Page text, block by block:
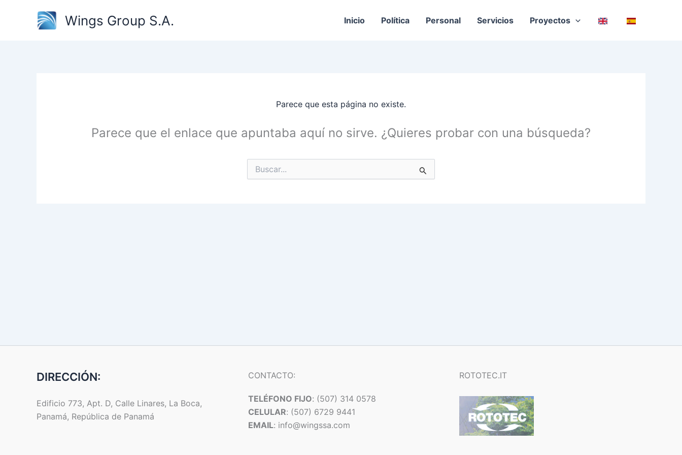
Wings Group S.A. Inicio Política Personal Servicios Proyectos
Parece que esta página no existe.
Parece que el enlace que apuntaba aquí no sirve. ¿Quieres probar con una búsqueda?
Buscar
por:
DIRECCIÓN:
Edificio 773, Apt. D, Calle Linares, La Boca,
Panamá, República de Panamá
CONTACTO:
TELÉFONO FIJO: (507) 314 0578
CELULAR: (507) 6729 9441
EMAIL: info@wingssa.com
ROTOTEC.IT